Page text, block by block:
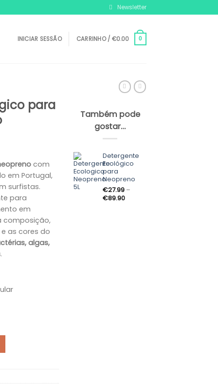
Newsletter
INICIAR SESSÃO CARRINHO / €0.00 0
para
com
em Portugal,
surfistas.
para
em
composição,
as cores do
algas,
.
para Neopreno - Coco
Também pode
gostar…
Detergente
Ecológico
para
Neopreno
€27.99 –
€89.90Price